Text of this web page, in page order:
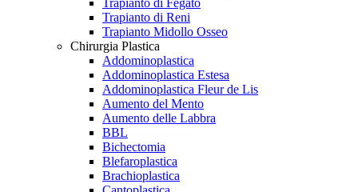
Trapianto di Reni
Trapianto Midollo Osseo
Chirurgia Plastica
Addominoplastica
Addominoplastica Estesa
Addominoplastica Fleur de Lis
Aumento del Mento
Aumento delle Labbra
BBL
Bichectomia
Blefaroplastica
Brachioplastica